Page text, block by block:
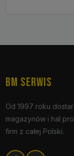
BM SERWIS
Od 1997 roku
magazynów i hal
firm z całej Polski.